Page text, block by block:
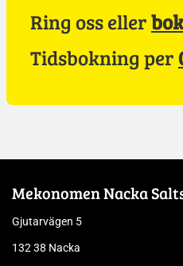
Ring oss eller
Tidsbokning per
Mekonomen Nacka
Gjutarvägen 5
132 38 Nacka